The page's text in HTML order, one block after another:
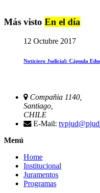
Más visto En el día
12 Octubre 2017
Noticiero Judicial: Cápsula
Compañia 1140,
Santiago,
CHILE
E-Mail:
Menú
Home
Institucional
Juramentos
Programas